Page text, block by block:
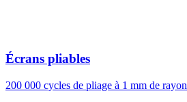
Écrans pliables
200 000 cycles de pliage à 1 mm de rayon